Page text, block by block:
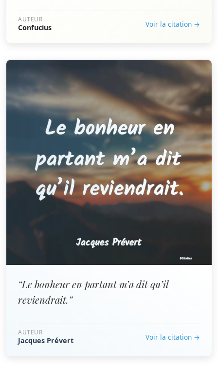
AUTEUR
Confucius Voir la citation →
“Le bonheur en partant m’a dit qu’il
reviendrait.”
AUTEUR
Jacques Prévert Voir la citation →